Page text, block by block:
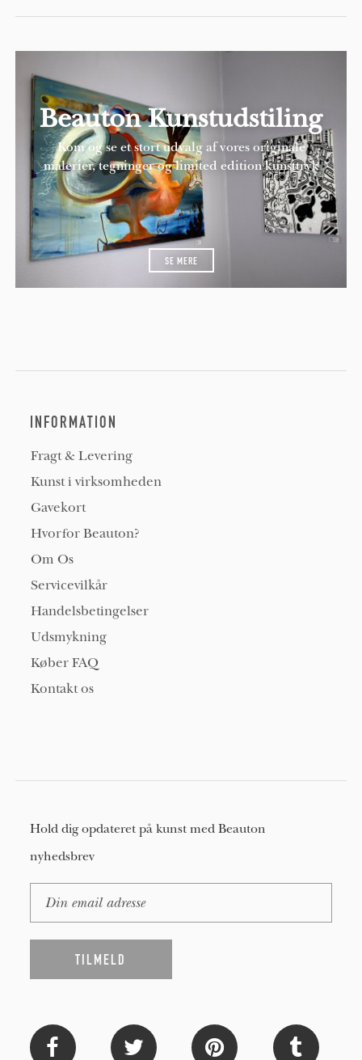
Beauton Kunstudstiling
Kom og se et stort udvalg af vores originale
malerier, tegninger og limited edition kunsttryk
SE MERE
INFORMATION
Fragt & Levering
Kunst i virksomheden
Gavekort
Hvorfor Beauton?
Om Os
Servicevilkår
Handelsbetingelser
Udsmykning
Køber FAQ
Kontakt os
Hold dig opdateret på kunst med Beauton
nyhedsbrev